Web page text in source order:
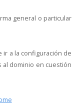
general o particular
ir a la configuración de
al dominio en cuestión